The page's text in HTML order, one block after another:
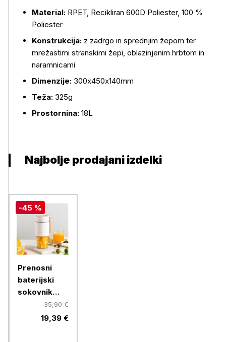
Več o izdelku
Material: RPET, Recikliran 600D Poliester, 100 %
Poliester
Konstrukcija: z zadrgo in sprednjim žepom ter
mrežastimi stranskimi žepi, oblazinjenim hrbtom in
naramnicami
Dimenzije: 300x450x140mm
Teža: 325g
Prostornina: 18L
Najbolje prodajani izdelki
-45 %
Prenosni
baterijski
sokovnik
Vitamer35,90 €
19,39 €